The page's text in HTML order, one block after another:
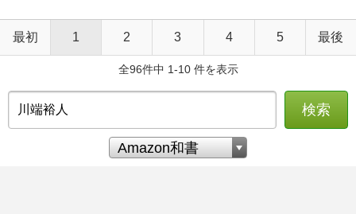
最初 1 2 3 4 5 最後
全96件中 1-10 件を表示
検索